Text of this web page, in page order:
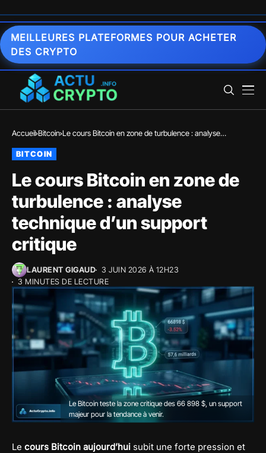
MEILLEURES PLATEFORMES POUR ACHETER
DES CRYPTO
Accueil Bitcoin Le cours Bitcoin en zone de turbulence : analyse
BITCOIN
Le cours Bitcoin en zone de
turbulence : analyse
technique d’un support
critique
LAURENT GIGAUD
3 JUIN 2026 À 12H23
3 MINUTES DE LECTURE
Le Bitcoin teste la zone critique des 66 898 $, un support
majeur pour la tendance à venir.
Le cours Bitcoin aujourd’hui subit une forte pression et